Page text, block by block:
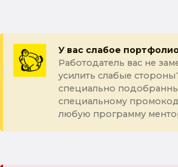
У вас слабое
Работодатель вас не
усилить слабые
специально
специальному
любую программу